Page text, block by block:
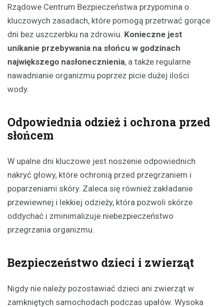
Rządowe Centrum Bezpieczeństwa przypomina o
kluczowych zasadach, które pomogą przetrwać gorące
dni bez uszczerbku na zdrowiu. Konieczne jest
unikanie przebywania na słońcu w godzinach
największego nasłonecznienia, a także regularne
nawadnianie organizmu poprzez picie dużej ilości
wody.
Odpowiednia odzież i ochrona przed
słońcem
W upalne dni kluczowe jest noszenie odpowiednich
nakryć głowy, które ochronią przed przegrzaniem i
poparzeniami skóry. Zaleca się również zakładanie
przewiewnej i lekkiej odzieży, która pozwoli skórze
oddychać i zminimalizuje niebezpieczeństwo
przegrzania organizmu.
Bezpieczeństwo dzieci i zwierząt
Nigdy nie należy pozostawiać dzieci ani zwierząt w
zamkniętych samochodach podczas upałów. Wysoka